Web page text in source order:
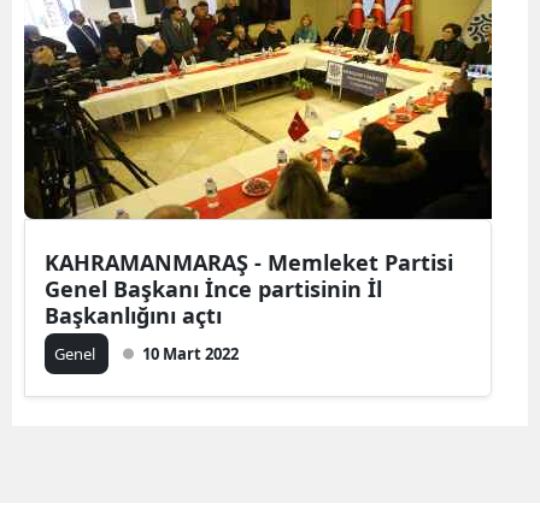
Bilecik
Bingöl
Bitlis
Bursa
KAHRAMANMARAŞ - Memleket Partisi
Genel Başkanı İnce partisinin İl
Başkanlığını açtı
Genel 10 Mart 2022